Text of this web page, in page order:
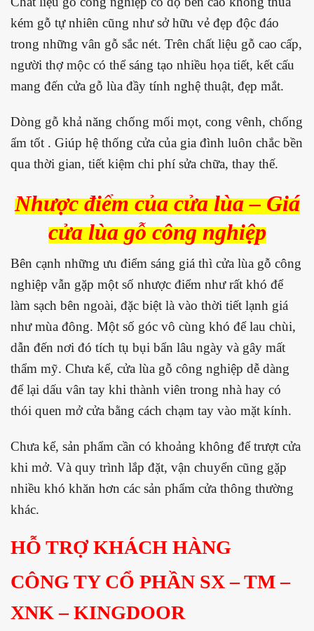
kém gỗ tự nhiên cũng như sở hữu vẻ đẹp độc đáo
trong những vân gỗ sắc nét. Trên chất liệu gỗ cao cấp,
người thợ mộc có thể sáng tạo nhiều họa tiết, kết cấu
mang đến cửa gỗ lùa đầy tính nghệ thuật, đẹp mắt.
Dòng gỗ khả năng chống mối mọt, cong vênh, chống
ẩm tốt . Giúp hệ thống cửa của gia đình luôn chắc bền
qua thời gian, tiết kiệm chi phí sửa chữa, thay thế.
Nhược điểm củacửa lùa– Giá
cửa lùa gỗ công nghiệp
Bên cạnh những ưu điểm sáng giá thì cửa lùa gỗ công
nghiệp vẫn gặp một số nhược điểm như rất khó để
làm sạch bên ngoài, đặc biệt là vào thời tiết lạnh giá
như mùa đông. Một số góc vô cùng khó để lau chùi,
dẫn đến nơi đó tích tụ bụi bẩn lâu ngày và gây mất
thẩm mỹ. Chưa kể, cửa lùa gỗ công nghiệp dễ dàng
để lại dấu vân tay khi thành viên trong nhà hay có
thói quen mở cửa bằng cách chạm tay vào mặt kính.
Chưa kể, sản phẩm cần có khoảng không để trượt cửa
khi mở. Và quy trình lắp đặt, vận chuyển cũng gặp
nhiều khó khăn hơn các sản phẩm cửa thông thường
khác.
HỖ TRỢ KHÁCH HÀNG
CÔNG TY CỔ PHẦN SX – TM –
XNK – KINGDOOR